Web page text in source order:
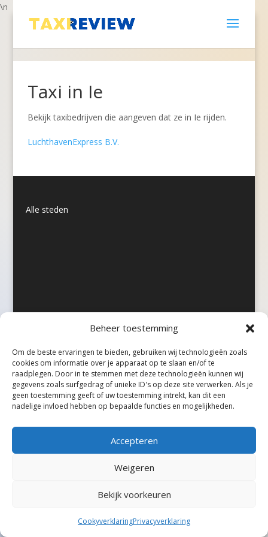
Beheer toestemming
Om de beste ervaringen te bieden, gebruiken wij technologieën zoals
cookies om informatie over je apparaat op te slaan en/of te
raadplegen. Door in te stemmen met deze technologieën kunnen wij
gegevens zoals surfgedrag of unieke ID's op deze site verwerken. Als je
geen toestemming geeft of uw toestemming intrekt, kan dit een
nadelige invloed hebben op bepaalde functies en mogelijkheden.
Accepteren
Weigeren
Bekijk voorkeuren
CookyverklaringPrivacyverklaring
\n
Taxi in Ie
Bekijk taxibedrijven die aangeven dat ze in Ie rijden.
LuchthavenExpress B.V.
Alle steden
©Taxireview, alle rechten voorbehouden.